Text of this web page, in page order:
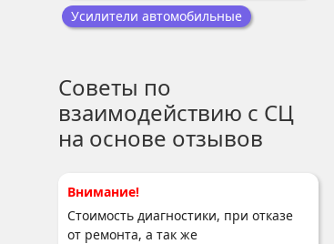
Усилители автомобильные
Советы по
взаимодействию с СЦ
на основе отзывов
Внимание!
Стоимость диагностики, при отказе
от ремонта, а так же